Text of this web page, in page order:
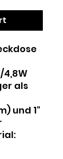
4,8W
als
und 1"